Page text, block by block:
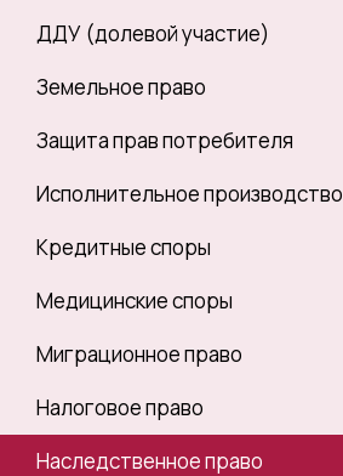
ДДУ (долевой участие)
Земельное право
Защита прав потребителя
Исполнительное производство
Кредитные споры
Медицинские споры
Миграционное право
Налоговое право
Наследственное право